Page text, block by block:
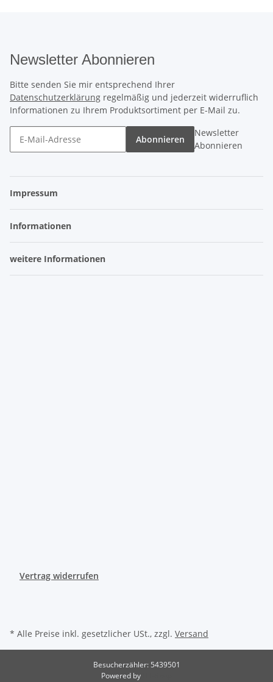
Newsletter Abonnieren
Bitte senden Sie mir entsprechend Ihrer
Datenschutzerklärung regelmäßig und jederzeit widerruflich
Informationen zu Ihrem Produktsortiment per E-Mail zu.
Abonnieren
Newsletter
Abonnieren
Impressum
Informationen
weitere Informationen
Vertrag widerrufen
* Alle Preise inkl. gesetzlicher USt., zzgl. Versand
Besucherzähler: 5439501
Powered by